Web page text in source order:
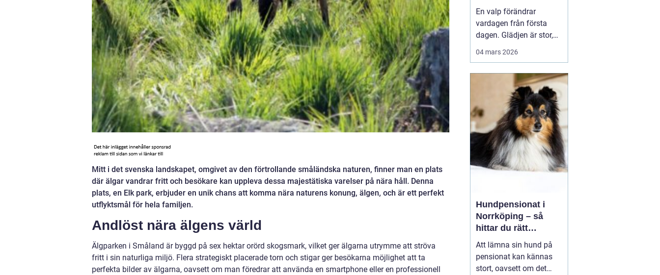
Mitt i det svenska landskapet, omgivet av den förtrollande småländska naturen, finner man en plats
där älgar vandrar fritt och besökare kan uppleva dessa majestätiska varelser på nära håll. Denna
plats, en Elk park, erbjuder en unik chans att komma nära naturens konung, älgen, och är ett perfekt
utflyktsmål för hela familjen.
Andlöst nära älgens värld
Älgparken i Småland är byggd på sex hektar orörd skogsmark, vilket ger älgarna utrymme att ströva
fritt i sin naturliga miljö. Flera strategiskt placerade torn och stigar ger besökarna möjlighet att ta
perfekta bilder av älgarna, oavsett om man föredrar att använda en smartphone eller en professionell
En valp förändrar
vardagen från första
dagen. Glädjen är stor,
följsam och social hund.
En genomtänktvalpkurs
upsala
ger både valp
och äga...
04 mars 2026
Hundpensionat i
Norrköping – så
hittar du rätt
omsorg för din hund
Att lämna sin hund på
pensionat kan kännas
stort, oavsett om det